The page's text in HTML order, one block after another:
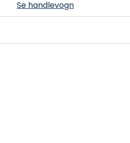
Se handlevogn